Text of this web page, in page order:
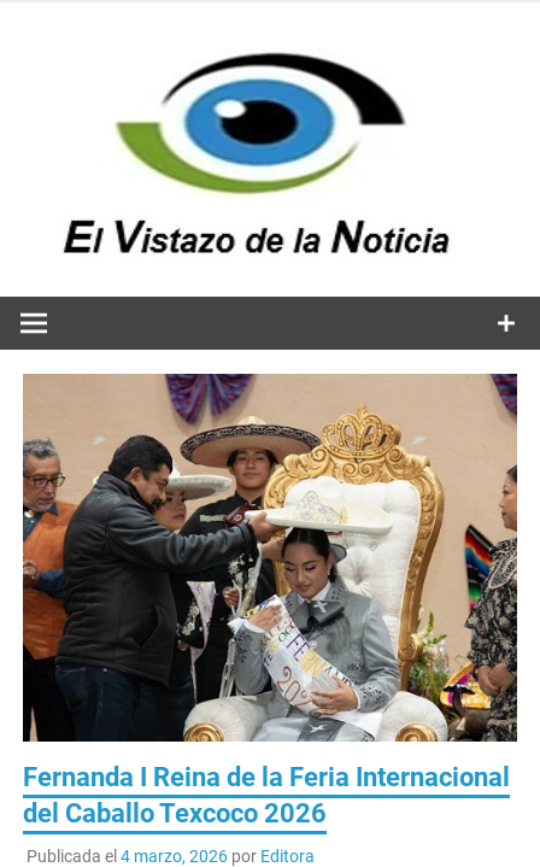
Fernanda I Reina de la Feria Internacional
del Caballo Texcoco 2026
Publicada el 4 marzo, 2026por Editora